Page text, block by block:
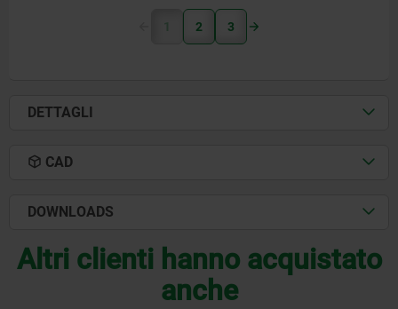
1 2 3
DETTAGLI
CAD
DOWNLOADS
Altri clienti hanno acquistato
anche